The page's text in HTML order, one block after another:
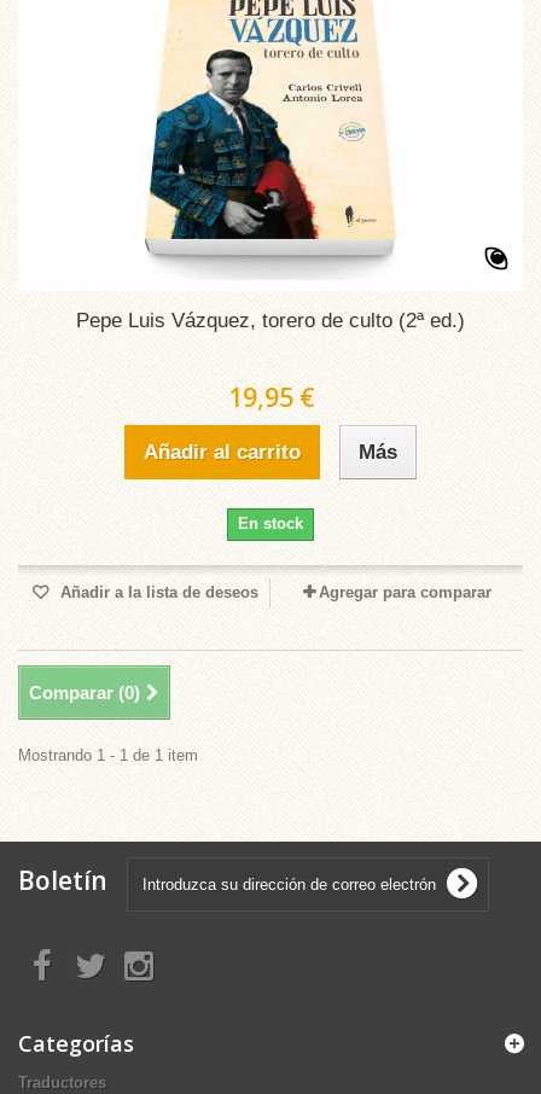
Pepe Luis Vázquez, torero de culto (2ª ed.)
19,95 €
Añadir al carrito Más
En stock
Añadir a la lista de deseos Agregar para comparar
Comparar (0)
Mostrando 1 - 1 de 1 item
Boletín
Categorías
Traductores